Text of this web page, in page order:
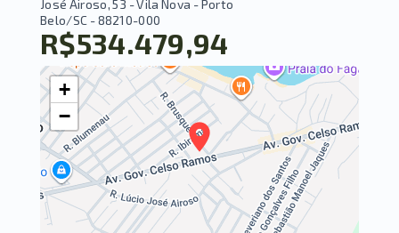
José Airoso, 53 - Vila Nova - Porto
Belo/SC - 88210-000
R$534.479,94
+
−